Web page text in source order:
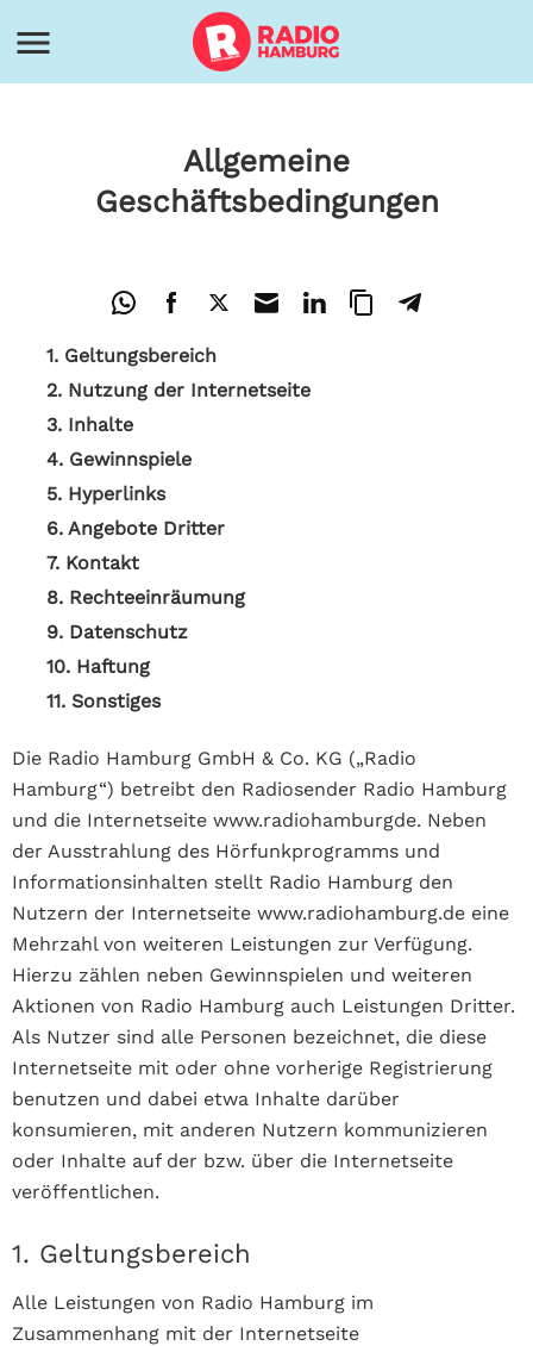
Allgemeine
Geschäftsbedingungen
1. Geltungsbereich
2. Nutzung der Internetseite
3. Inhalte
4. Gewinnspiele
5. Hyperlinks
6. Angebote Dritter
7. Kontakt
8. Rechteeinräumung
9. Datenschutz
10. Haftung
11. Sonstiges
Die Radio Hamburg GmbH & Co. KG („Radio
Hamburg“) betreibt den Radiosender Radio Hamburg
und die Internetseite www.radiohamburgde. Neben
der Ausstrahlung des Hörfunkprogramms und
Informationsinhalten stellt Radio Hamburg den
Nutzern der Internetseite www.radiohamburg.de eine
Mehrzahl von weiteren Leistungen zur Verfügung.
Hierzu zählen neben Gewinnspielen und weiteren
Aktionen von Radio Hamburg auch Leistungen Dritter.
Als Nutzer sind alle Personen bezeichnet, die diese
Internetseite mit oder ohne vorherige Registrierung
benutzen und dabei etwa Inhalte darüber
konsumieren, mit anderen Nutzern kommunizieren
oder Inhalte auf der bzw. über die Internetseite
veröffentlichen.
1. Geltungsbereich
Alle Leistungen von Radio Hamburg im
Zusammenhang mit der Internetseite